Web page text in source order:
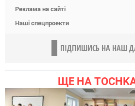
Реклама на сайті
Наші спецпроекти
ПІДПИШИСЬ НА НАШ
ЩЕ НА